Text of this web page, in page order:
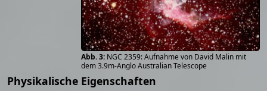
NGC 2359: Aufnahme von David Malin mit
dem 3.9m-Anglo Australian Telescope
Physikalische Eigenschaften